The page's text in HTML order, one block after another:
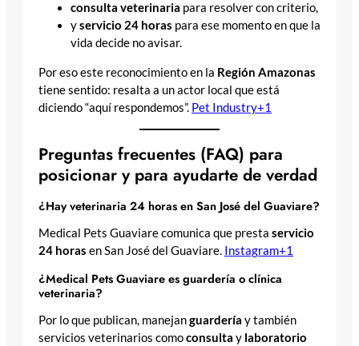
consulta veterinaria para resolver con criterio,
yservicio 24 horas para ese momento en que la
vida decide no avisar.
Por eso este reconocimiento en la Región Amazonas
tiene sentido: resalta a un actor local que está
diciendo “aquí respondemos”. Pet Industry+1
Preguntas frecuentes (FAQ) para
posicionar y para ayudarte de verdad
¿Hay veterinaria 24 horas en San José del Guaviare?
Medical Pets Guaviare comunica que presta servicio
24 horas en San José del Guaviare. Instagram+1
¿Medical Pets Guaviare es guardería o clínica
veterinaria?
Por lo que publican, manejanguardería y también
servicios veterinarios comoconsulta y laboratorio